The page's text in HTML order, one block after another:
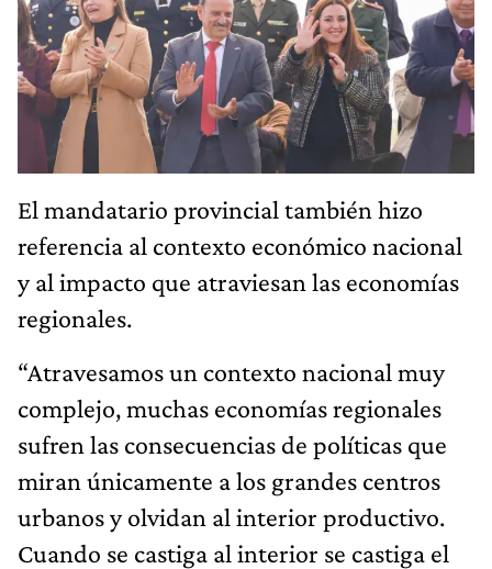
El mandatario provincial también hizo
referencia al contexto económico nacional
y al impacto que atraviesan las economías
regionales.
“Atravesamos un contexto nacional muy
complejo, muchas economías regionales
sufren las consecuencias de políticas que
miran únicamente a los grandes centros
urbanos y olvidan al interior productivo.
Cuando se castiga al interior se castiga el